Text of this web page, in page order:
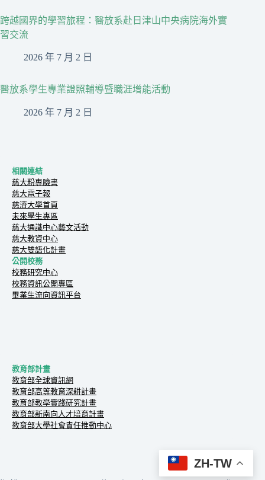
跨越國界的學習旅程：醫放系赴日津山中央病院海外實
習交流
2026 年 7 月 2 日
醫放系學生專業證照輔導暨職涯增能活動
2026 年 7 月 2 日
相關連結
慈大粉專臉書
慈大電子報
慈濟大學首頁
未來學生專區
慈大通識中心藝文活動
慈大教資中心
慈大雙語化計畫
公開校務
校務研究中心
校務資訊公開專區
畢業生流向資訊平台
教育部計畫
教育部全球資訊網
教育部高等教育深耕計畫
教育部教學實踐研究計畫
教育部新南向人才培育計畫
教育部大學社會責任推動中心
ZH-TW